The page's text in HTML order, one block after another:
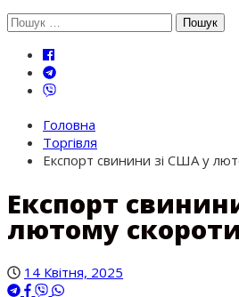
Шукати:
Головна
Торгівля
Експорт свинини зі США у
Експорт
лютому
14 Квітня, 2025